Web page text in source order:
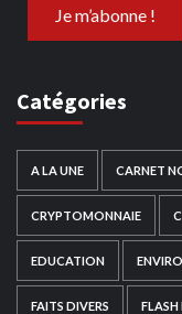
Catégories
A LA UNE CARNET
CRYPTOMONNAIE
EDUCATION
FAITS DIVERS FLASH